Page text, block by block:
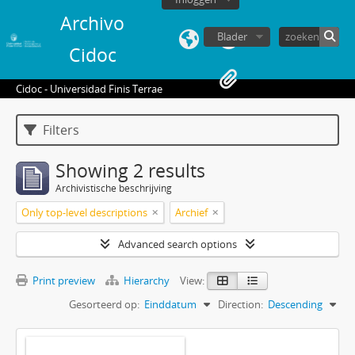
Archivo
Cidoc
Blader
Cidoc - Universidad Finis Terrae
Filters
Showing 2 results
Archivistische beschrijving
Only top-level descriptions Archief
Advanced search options
Print preview Hierarchy
View:
Gesorteerd op: Einddatum Direction: Descending